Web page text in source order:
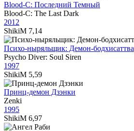
Blood-C: Последний Темный
Blood-C: The Last Dark
2012
ShikiM 7,14
Психо-ныряльщик: Демон-бодхисаттва
Psycho Diver: Soul Siren
1997
ShikiM 5,59
Принц-демон Дзэнки
Zenki
1995
ShikiM 6,97